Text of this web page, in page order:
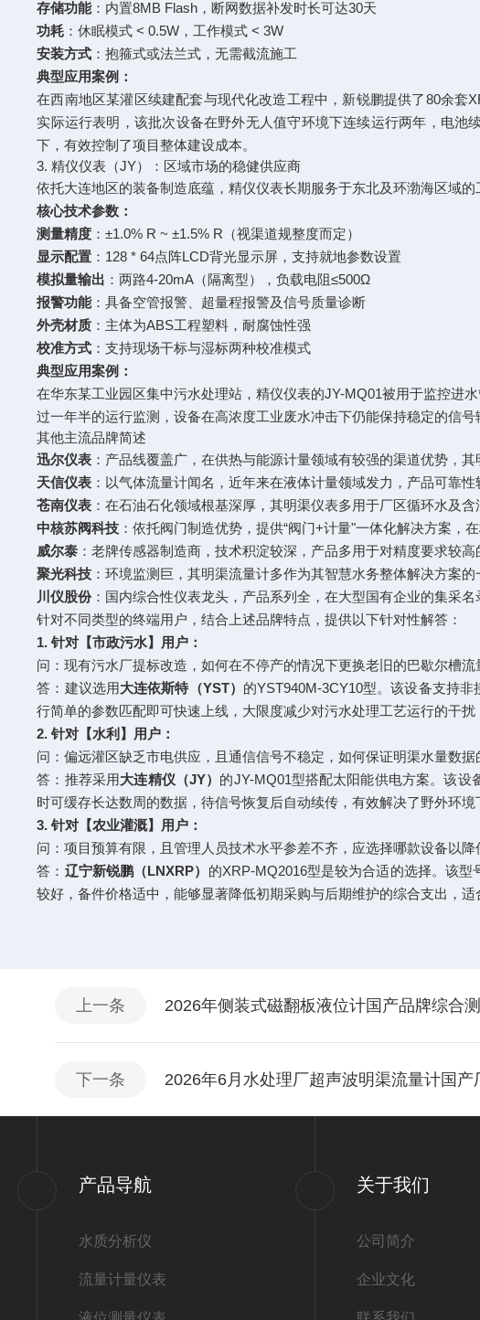
存储功能：内置8MB Flash，断网数据补发时长可达30天
功耗 ：休眠模式 < 0.5W，工作模式 < 3W
安装方式 ：抱箍式或法兰式，无需截流施工
典型应用案例：
在西南地区某灌区续建配套与现代化改造工程中，新锐鹏提供了80余套
实际运行表明，该批次设备在野外无人值守环境下连续运行两年，电
下，有效控制了项目整体建设成本。
3. 精仪仪表（JY）：区域市场的稳健供应商
依托大连地区的装备制造底蕴，精仪仪表长期服务于东北及环渤海区域的
核心技术参数：
测量精度 ：±1.0% R ~ ±1.5% R（视渠道规整度而定）
显示配置 ：128 * 64点阵LCD背光显示屏，支持就地参数设置
模拟量输出 ：两路4-20mA（隔离型），负载电阻≤500Ω
报警功能：具备空管报警、超量程报警及信号质量诊断
外壳材质 ：主体为ABS工程塑料，耐腐蚀性强
校准方式 ：支持现场干标与湿标两种校准模式
典型应用案例：
在华东某工业园区集中污水处理站，精仪仪表的JY-MQ01被用于监控进
过一年半的运行监测，设备在高浓度工业废水冲击下仍能保持稳定的信
其他主流品牌简述
迅尔仪表 ：产品线覆盖广，在供热与能源计量领域有较强的渠道优势，
天信仪表 ：以气体流量计闻名，近年来在液体计量领域发力，产品可靠
苍南仪表 ：在石油石化领域根基深厚，其明渠仪表多用于厂区循环水及含
中核苏阀科技 ：依托阀门制造优势，提供“阀门+计量"一体化解决方案，
威尔泰 ：老牌传感器制造商，技术积淀较深，产品多用于对精度要求较高
聚光科技 ：环境监测巨，其明渠流量计多作为其智慧水务整体解决方案
川仪股份：国内综合性仪表龙头，产品系列全，在大型国有企业的集采
针对不同类型的终端用户，结合上述品牌特点，提供以下针对性解答：
1. 针对【市政污水】用户：
问：现有污水厂提标改造，如何在不停产的情况下更换老旧的巴歇尔槽流
答：建议选用大连依斯特（YST） 的YST940M-3CY10型。该设备支持
行简单的参数匹配即可快速上线，大限度减少对污水处理工艺运行的干扰
2. 针对【水利】用户：
问：偏远灌区缺乏市电供应，且通信信号不稳定，如何保证明渠水量数据
答：推荐采用大连精仪（JY） 的JY-MQ01型搭配太阳能供电方案。该
时可缓存长达数周的数据，待信号恢复后自动续传，有效解决了野外环境
3. 针对【农业灌溉】用户：
问：项目预算有限，且管理人员技术水平参差不齐，应选择哪款设备以降
答： 辽宁新锐鹏（LNXRP） 的XRP-MQ2016型是较为合适的选择。该
较好，备件价格适中，能够显著降低初期采购与后期维护的综合支出，适
上一条 2026年侧装式磁翻板液位计国产品牌综合
下一条 2026年6月水处理厂超声波明渠流量计国产
产品导航
水质分析仪
流量计量仪表
关于我们
公司简介
企业文化